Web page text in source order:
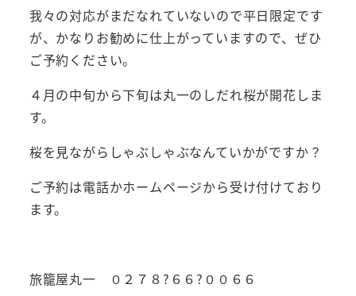
我々の対応がまだなれていないので平日限定です
が、かなりお勧めに仕上がっていますので、ぜひ
ご予約ください。
４月の中旬から下旬は丸一のしだれ桜が開花しま
す。
桜を見ながらしゃぶしゃぶなんていかがですか？
ご予約は電話かホームページから受け付けており
ます。
旅籠屋丸一 ０２７８?６６?００６６